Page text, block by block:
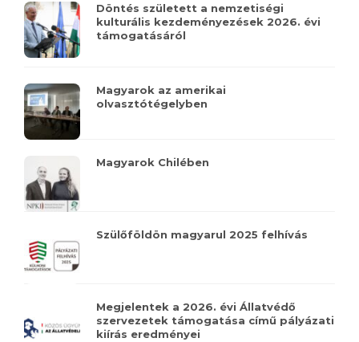
Döntés született a nemzetiségi
kulturális kezdeményezések 2026. évi
támogatásáról
Magyarok az amerikai
olvasztótégelyben
Magyarok Chilében
Szülőföldön magyarul 2025 felhívás
Megjelentek a 2026. évi Állatvédő
szervezetek támogatása című pályázati
kiírás eredményei